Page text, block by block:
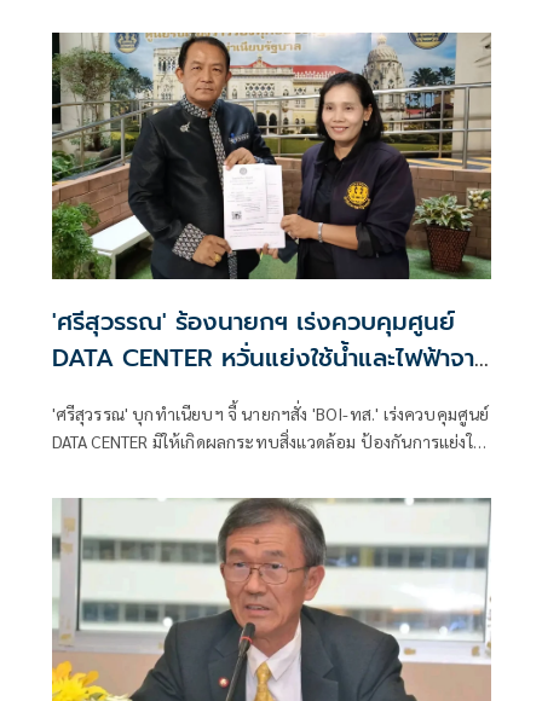
บริหารท้องถิ่น (ขอให้มีการเลือกตั้ง นายก อบจ.ใหม่)
'ศรีสุวรรณ' ร้องนายกฯ เร่งควบคุมศูนย์
DATA CENTER หวั่นแย่งใช้น้ำและไฟฟ้าจาก
'ศรีสุวรรณ' บุกทำเนียบฯ จี้ นายกฯสั่ง 'BOI-ทส.' เร่งควบคุมศูนย์
DATA CENTER มิให้เกิดผลกระทบสิ่งแวดล้อม ป้องกันการแย่งใช้